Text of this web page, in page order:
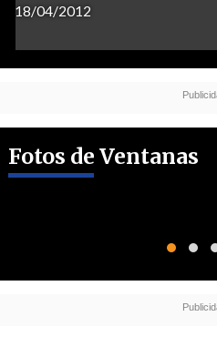
18/04/2012
Fotos de Ventanas